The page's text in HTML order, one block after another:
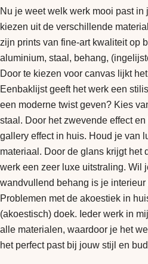
Nu je weet welk werk mooi past in
kiezen uit de verschillende
zijn prints van fine-art kwaliteit op
aluminium, staal, behang,
Door te kiezen voor canvas lijkt
Eenbaklijst geeft het werk een
een moderne twist geven? Kies
staal. Door het zwevende effect
gallery effect in huis. Houd je van
materiaal. Door de glans krijgt het
werk een zeer luxe uitstraling. Wil
wandvullend behang is je
Problemen met de akoestiek in
(akoestisch) doek. Ieder werk in
alle materialen, waardoor je het
het perfect past bij jouw stijl en